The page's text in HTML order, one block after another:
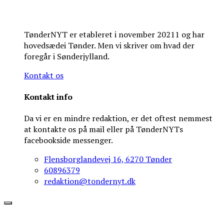
TønderNYT er etableret i november 20211 og har
hovedsædei Tønder. Men vi skriver om hvad der
foregår i Sønderjylland.
Kontakt os
Kontakt info
Da vi er en mindre redaktion, er det oftest nemmest
at kontakte os på mail eller på TønderNYTs
facebookside messenger.
Flensborglandevej 16, 6270 Tønder
60896379
redaktion@tondernyt.dk